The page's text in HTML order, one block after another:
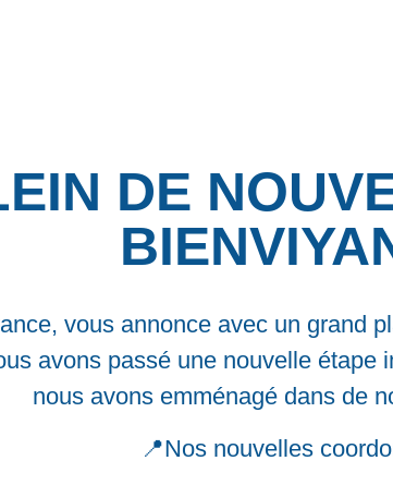
DE
vous annonce avec un grand
avons passé une nouvelle étape
nous avons emménagé dans de
📍Nos nouvelles